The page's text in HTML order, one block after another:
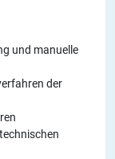
und manuelle
der